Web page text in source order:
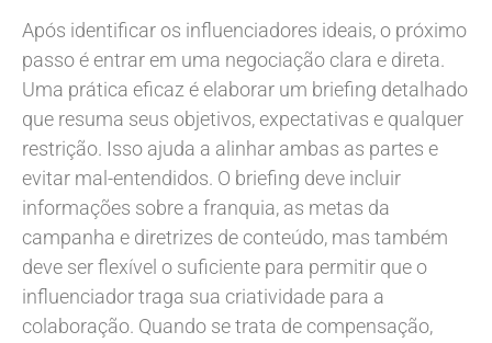
Após identificar os influenciadores ideais, o próximo
passo é entrar em uma negociação clara e direta.
Uma prática eficaz é elaborar um briefing detalhado
que resuma seus objetivos, expectativas e qualquer
restrição. Isso ajuda a alinhar ambas as partes e
evitar mal-entendidos. O briefing deve incluir
informações sobre a franquia, as metas da
campanha e diretrizes de conteúdo, mas também
deve ser flexível o suficiente para permitir que o
influenciador traga sua criatividade para a
colaboração. Quando se trata de compensação,